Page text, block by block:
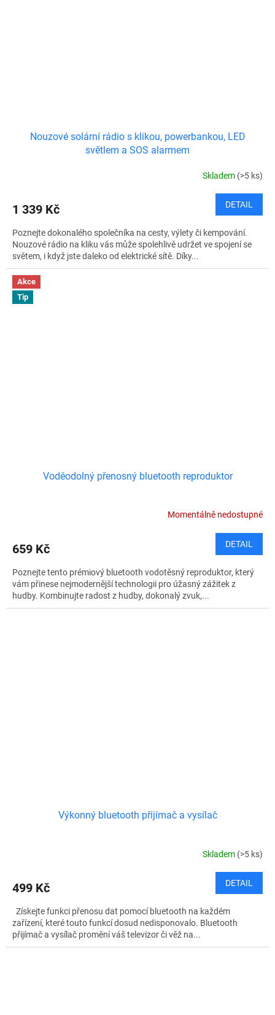
Nouzové solární rádio s klikou, powerbankou, LED
světlem a SOS alarmem
Skladem (>5 ks)
1 339 Kč DETAIL
Poznejte dokonalého společníka na cesty, výlety či kempování.
Nouzové rádio na kliku vás může spolehlivě udržet ve spojení se
světem, i když jste daleko od elektrické sítě. Díky...
Akce
Tip
Voděodolný přenosný bluetooth reproduktor
Momentálně nedostupné
659 Kč DETAIL
Poznejte tento prémiový bluetooth vodotěsný reproduktor, který
vám přinese nejmodernější technologii pro úžasný zážitek z
hudby. Kombinujte radost z hudby, dokonalý zvuk,...
Výkonný bluetooth přijímač a vysílač
Skladem (>5 ks)
499 Kč DETAIL
Získejte funkci přenosu dat pomocí bluetooth na každém
zařízení, které touto funkcí dosud nedisponovalo. Bluetooth
přijímač a vysílač promění váš televizor či věž na...